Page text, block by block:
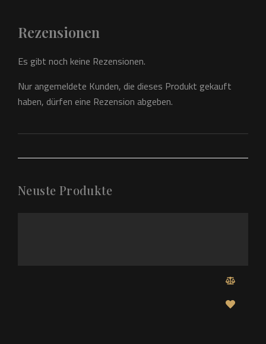
Rezensionen
Es gibt noch keine Rezensionen.
Nur angemeldete Kunden, die dieses Produkt gekauft
haben, dürfen eine Rezension abgeben.
Neuste Produkte